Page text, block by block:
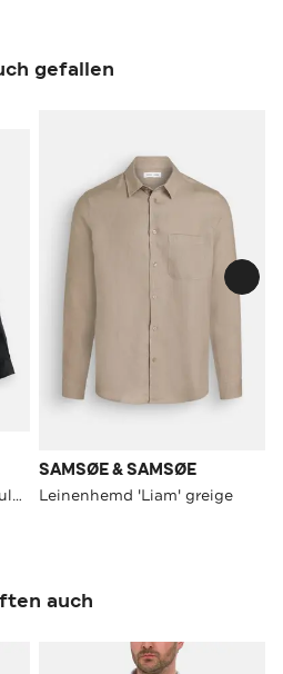
gefallen
Leinenhemd schwarz Regular Fit
SAMSØE & SAMSØE
Leinenhemd 'Liam' greige
auch